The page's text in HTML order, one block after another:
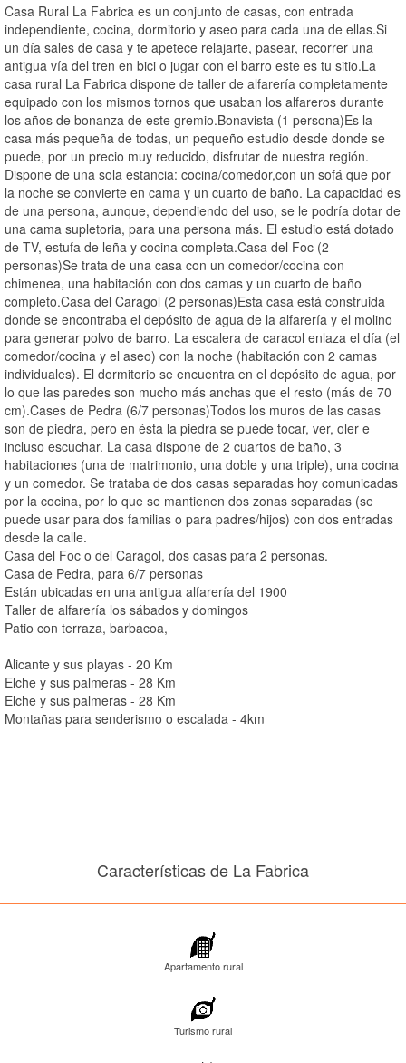
Casa Rural La Fabrica es un conjunto de casas, con entrada
independiente, cocina, dormitorio y aseo para cada una de ellas.Si
un día sales de casa y te apetece relajarte, pasear, recorrer una
antigua vía del tren en bici o jugar con el barro este es tu sitio.La
casa rural La Fabrica dispone de taller de alfarería completamente
equipado con los mismos tornos que usaban los alfareros durante
los años de bonanza de este gremio.Bonavista (1 persona)Es la
casa más pequeña de todas, un pequeño estudio desde donde se
puede, por un precio muy reducido, disfrutar de nuestra región.
Dispone de una sola estancia: cocina/comedor,con un sofá que por
la noche se convierte en cama y un cuarto de baño. La capacidad es
de una persona, aunque, dependiendo del uso, se le podría dotar de
una cama supletoria, para una persona más. El estudio está dotado
de TV, estufa de leña y cocina completa.Casa del Foc (2
personas)Se trata de una casa con un comedor/cocina con
chimenea, una habitación con dos camas y un cuarto de baño
completo.Casa del Caragol (2 personas)Esta casa está construida
donde se encontraba el depósito de agua de la alfarería y el molino
para generar polvo de barro. La escalera de caracol enlaza el día (el
comedor/cocina y el aseo) con la noche (habitación con 2 camas
individuales). El dormitorio se encuentra en el depósito de agua, por
lo que las paredes son mucho más anchas que el resto (más de 70
cm).Cases de Pedra (6/7 personas)Todos los muros de las casas
son de piedra, pero en ésta la piedra se puede tocar, ver, oler e
incluso escuchar. La casa dispone de 2 cuartos de baño, 3
habitaciones (una de matrimonio, una doble y una triple), una cocina
y un comedor. Se trataba de dos casas separadas hoy comunicadas
por la cocina, por lo que se mantienen dos zonas separadas (se
puede usar para dos familias o para padres/hijos) con dos entradas
desde la calle.
Casa del Foc o del Caragol, dos casas para 2 personas.
Casa de Pedra, para 6/7 personas
Están ubicadas en una antigua alfarería del 1900
Taller de alfarería los sábados y domingos
Patio con terraza, barbacoa,
Alicante y sus playas - 20 Km
Elche y sus palmeras - 28 Km
Elche y sus palmeras - 28 Km
Montañas para senderismo o escalada - 4km
Características de La Fabrica
Apartamento rural
Turismo rural